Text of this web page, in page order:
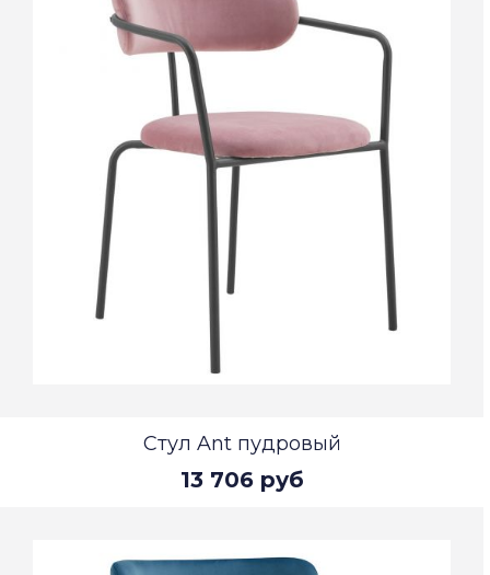
Стул Ant пудровый
13 706 руб